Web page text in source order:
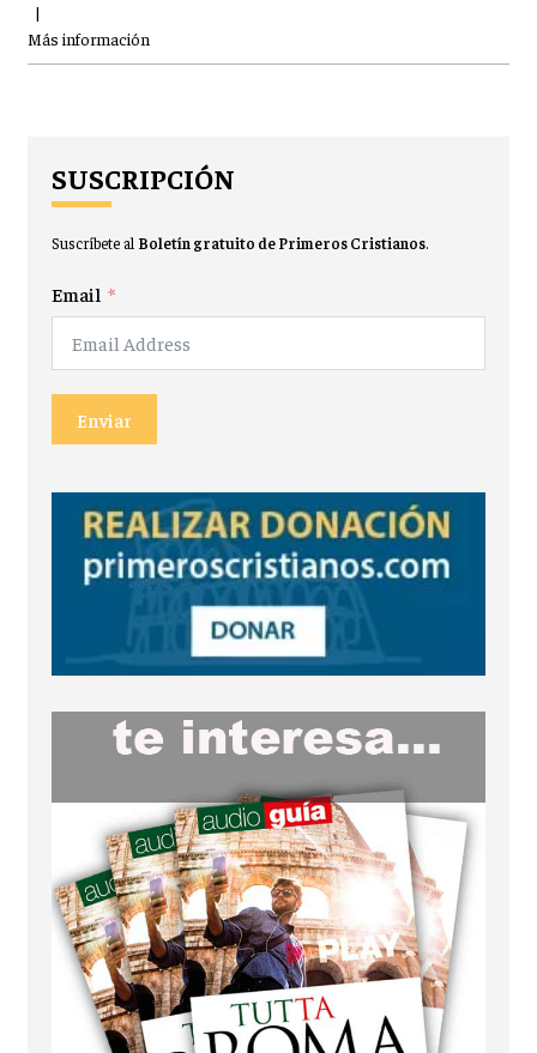
|
Más información
SUSCRIPCIÓN
Suscríbete al Boletín gratuito de Primeros Cristianos.
Email
Enviar